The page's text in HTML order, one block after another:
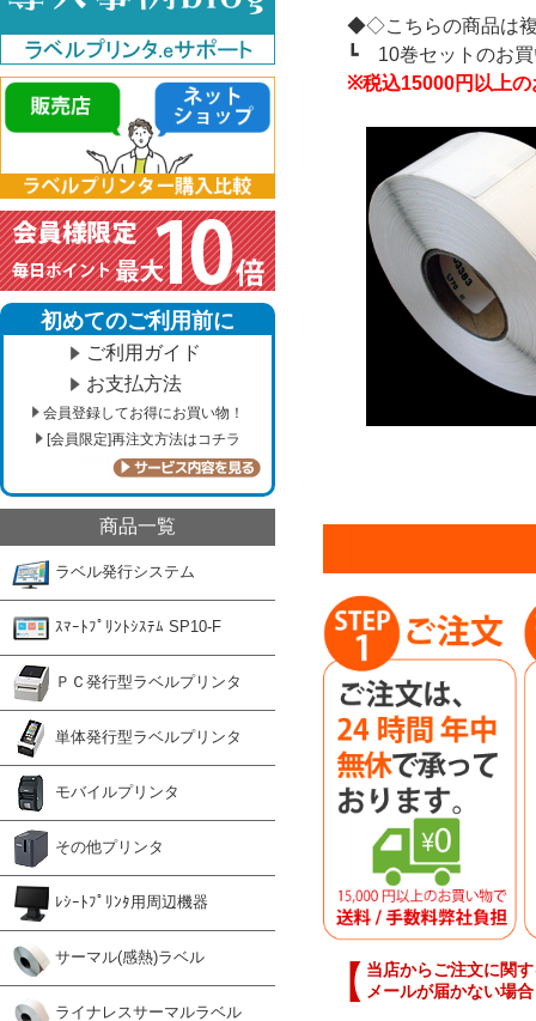
初めてのご利用前に
ご利用ガイド
お支払方法
会員登録してお得にお買い物！
[会員限定]再注文方法はコチラ
商品一覧
ラベル発行システム
ｽﾏｰﾄﾌﾟﾘﾝﾄｼｽﾃﾑ SP10-F
ＰＣ発行型ラベルプリンタ
単体発行型ラベルプリンタ
モバイルプリンタ
その他プリンタ
ﾚｼｰﾄﾌﾟﾘﾝﾀ用周辺機器
サーマル(感熱)ラベル
ライナレスサーマルラベル
◆◇こちらの商品は
┗ 10巻セットのお
※税込15000円以上の
【 当店からご注文に関
メールが届かない場合